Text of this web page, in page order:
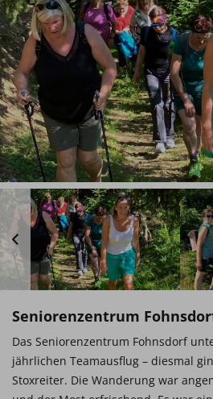
Seniorenzentrum
Das Seniorenzentrum Fohnsdorf
jährlichen Teamausflug – diesmal
Stoxreiter. Die Wanderung war